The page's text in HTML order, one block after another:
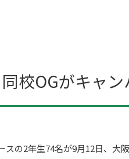
校OGがキャン
の2年生74名が9月12日、大